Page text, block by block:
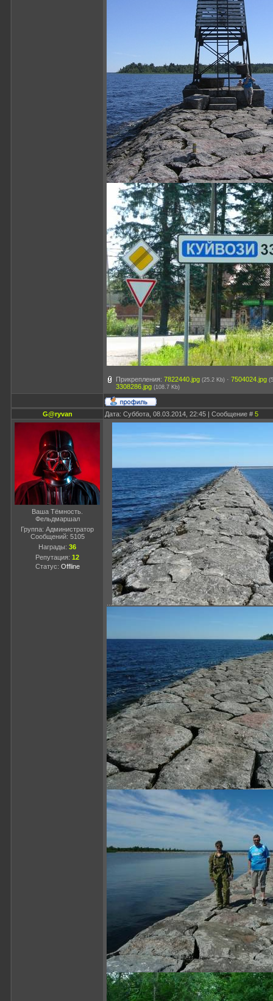
Прикрепления: 7822440.jpg (25.2 Kb) · 7504024.jpg
3308286.jpg (108.7 Kb)
G@ryvan Дата: Суббота, 08.03.2014, 22:45 | Сообщение # 5
Ваша Тёмность.
Фельдмаршал
Группа: Администратор
Сообщений: 5105
Награды: 36
Репутация: 12
Статус: Offline